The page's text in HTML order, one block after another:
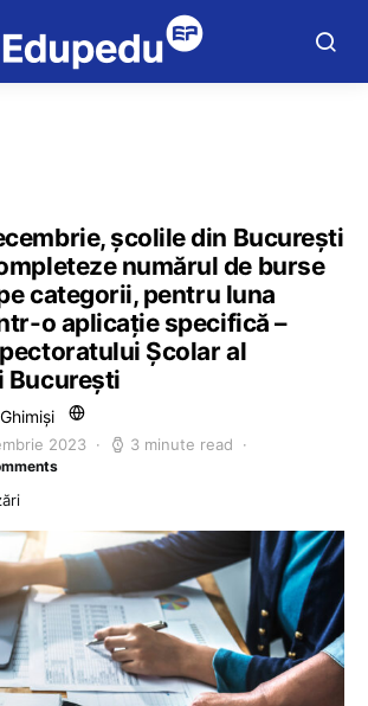
școlile din București
numărul de burse
categorii, pentru luna
o aplicație specifică –
Școlar al
București
2023 3 minute read